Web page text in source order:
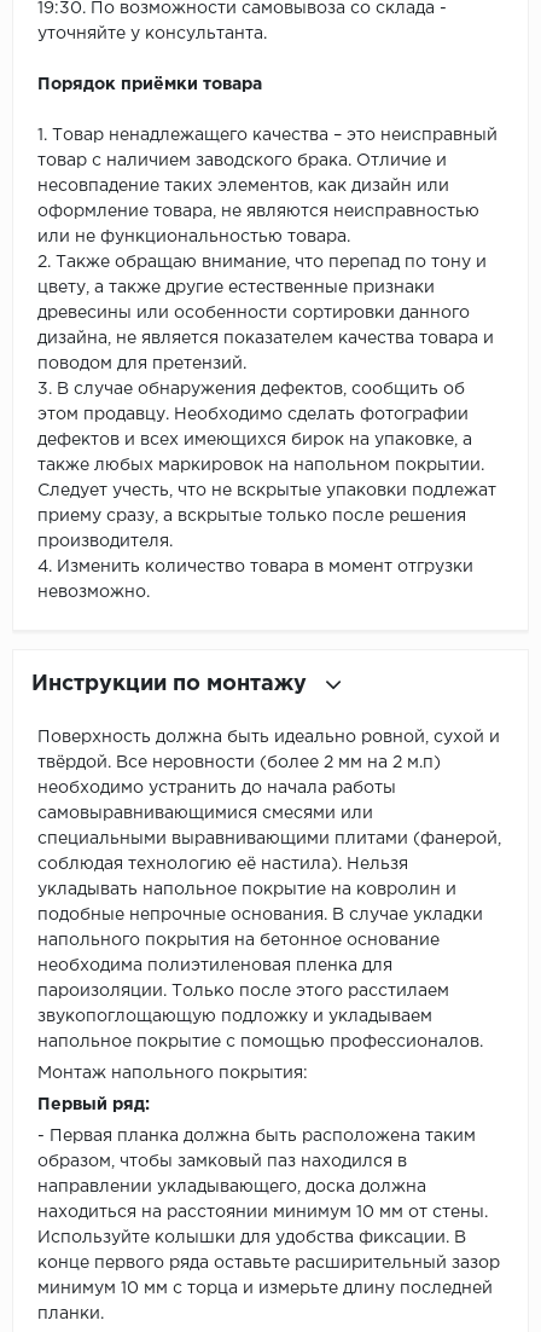
19:30. По возможности самовывоза со склада -
уточняйте у консультанта.
Порядок приёмки товара
1. Товар ненадлежащего качества – это неисправный
товар с наличием заводского брака. Отличие и
несовпадение таких элементов, как дизайн или
оформление товара, не являются неисправностью
или не функциональностью товара.
2. Также обращаю внимание, что перепад по тону и
цвету, а также другие естественные признаки
древесины или особенности сортировки данного
дизайна, не является показателем качества товара и
поводом для претензий.
3. В случае обнаружения дефектов, сообщить об
этом продавцу. Необходимо сделать фотографии
дефектов и всех имеющихся бирок на упаковке, а
также любых маркировок на напольном покрытии.
Следует учесть, что не вскрытые упаковки подлежат
приему сразу, а вскрытые только после решения
производителя.
4. Изменить количество товара в момент отгрузки
невозможно.
Инструкции по монтажу
Поверхность должна быть идеально ровной, сухой и
твёрдой. Все неровности (более 2 мм на 2 м.п)
необходимо устранить до начала работы
самовыравнивающимися смесями или
специальными выравнивающими плитами (фанерой,
соблюдая технологию её настила). Нельзя
укладывать напольное покрытие на ковролин и
подобные непрочные основания. В случае укладки
напольного покрытия на бетонное основание
необходима полиэтиленовая пленка для
пароизоляции. Только после этого расстилаем
звукопоглощающую подложку и укладываем
напольное покрытие с помощью профессионалов.
Монтаж напольного покрытия:
Первый ряд:
- Первая планка должна быть расположена таким
образом, чтобы замковый паз находился в
направлении укладывающего, доска должна
находиться на расстоянии минимум 10 мм от стены.
Используйте колышки для удобства фиксации. В
конце первого ряда оставьте расширительный зазор
минимум 10 мм с торца и измерьте длину последней
планки.